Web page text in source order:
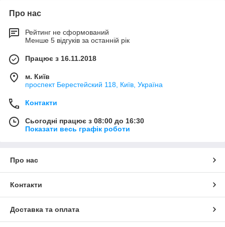
Про нас
Рейтинг не сформований
Менше 5 відгуків за останній рік
Працює з 16.11.2018
м. Київ
проспект Берестейский 118, Київ, Україна
Контакти
Сьогодні працює з 08:00 до 16:30
Показати весь графік роботи
Про нас
Контакти
Доставка та оплата